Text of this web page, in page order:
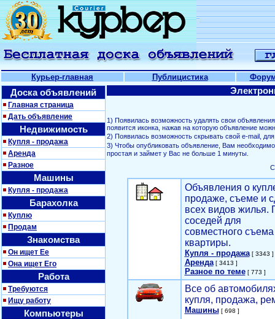
Курьер-главная Публицистика
Доска объявлений
Главная страница
Дать объявление
Недвижимость
Купля - продажа
Аренда
Разное
Машины
Купля - продажа
Барахолка
Куплю
Продам
Знакомства
Он ищет Ее
Она ищет Его
Работа
Требуются
Ищу работу
Компьютеры
1) Появилась возможность удалять свои
появится иконка, нажав на которую объявление
2) Появилась возможность скрывать свой е-mail,
3) Чтобы опубликовать объявление, Вам
простая и займет у Вас не больше 1 минуты.
Объявления о
продаже, съеме и
всех видов жилья.
соседей для
совместного съема
квартиры.
Купля - продажа[ 3343 ]
Аренда[ 3413 ]
Разное по теме[ 773 ]
Все об
купля, продажа,
Машины[ 698 ]